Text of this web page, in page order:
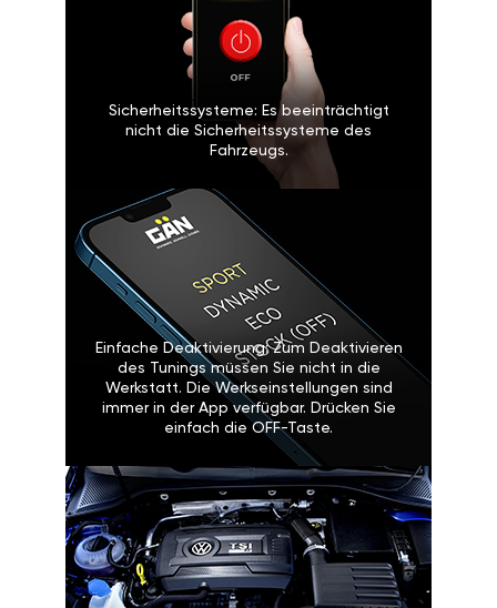
Sicherheitssysteme: Es beeinträchtigt
nicht die Sicherheitssysteme des
Fahrzeugs.
Einfache Deaktivierung: Zum Deaktivieren
des Tunings müssen Sie nicht in die
Werkstatt. Die Werkseinstellungen sind
immer in der App verfügbar. Drücken Sie
einfach die OFF-Taste.